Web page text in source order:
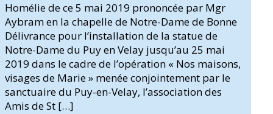
Homélie de ce 5 mai 2019 prononcée par Mgr
Aybram en la chapelle de Notre-Dame de Bonne
Délivrance pour l’installation de la statue de
Notre-Dame du Puy en Velay jusqu’au 25 mai
2019 dans le cadre de l’opération « Nos maisons,
visages de Marie » menée conjointement par le
sanctuaire du Puy-en-Velay, l’association des
Amis de St […]